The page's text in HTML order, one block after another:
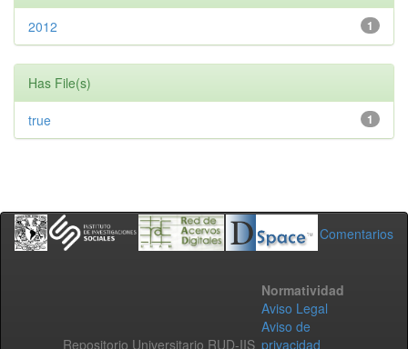
1
2012
Has File(s)
1
true
Comentarios
Repositorio Universitario RUD-IIS
Normatividad
Aviso Legal
Aviso de
privacidad